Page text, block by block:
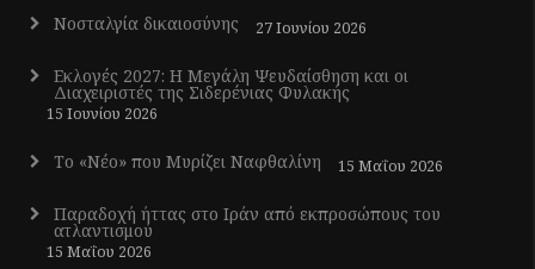
Νοσταλγία δικαιοσύνης 27 Ιουνίου 2026
Εκλογές 2027: Η Μεγάλη Ψευδαίσθηση και οι
Διαχειριστές της Σιδερένιας Φυλακής
15 Ιουνίου 2026
Το «Νέο» που Μυρίζει Ναφθαλίνη 15 Μαΐου 2026
Παραδοχή ήττας στο Ιράν από εκπροσώπους του
ατλαντισμού
15 Μαΐου 2026